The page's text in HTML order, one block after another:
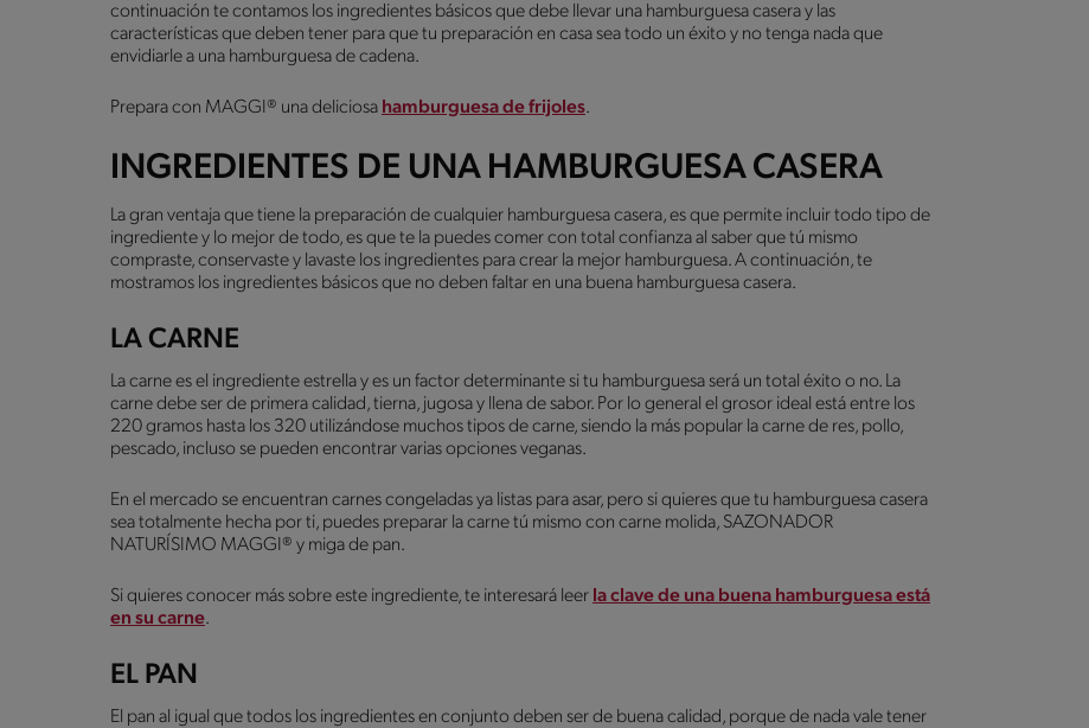
continuación te contamos los ingredientes básicos que debe llevar una hamburguesa casera y las
características que deben tener para que tu preparación en casa sea todo un éxito y no tenga nada que
envidiarle a una hamburguesa de cadena.
Prepara con MAGGI® una deliciosa hamburguesa de frijoles.
INGREDIENTES DE UNA HAMBURGUESA CASERA
La gran ventaja que tiene la preparación de cualquier hamburguesa casera, es que permite incluir todo tipo de
ingrediente y lo mejor de todo, es que te la puedes comer con total confianza al saber que tú mismo
compraste, conservaste y lavaste los ingredientes para crear la mejor hamburguesa. A continuación, te
mostramos los ingredientes básicos que no deben faltar en una buena hamburguesa casera.
LA CARNE
La carne es el ingrediente estrella y es un factor determinante si tu hamburguesa será un total éxito o no. La
carne debe ser de primera calidad, tierna, jugosa y llena de sabor. Por lo general el grosor ideal está entre los
220 gramos hasta los 320 utilizándose muchos tipos de carne, siendo la más popular la carne de res, pollo,
pescado, incluso se pueden encontrar varias opciones veganas.
En el mercado se encuentran carnes congeladas ya listas para asar, pero si quieres que tu hamburguesa casera
sea totalmente hecha por ti, puedes preparar la carne tú mismo con carne molida, SAZONADOR
NATURÍSIMO MAGGI® y miga de pan.
Si quieres conocer más sobre este ingrediente, te interesará leer la clave de una buena hamburguesa está
en su carne.
EL PAN
El pan al igual que todos los ingredientes en conjunto deben ser de buena calidad, porque de nada vale tener